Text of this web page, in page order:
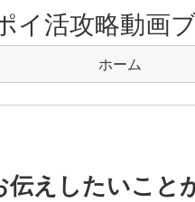
イ活攻略動画
ホーム
伝えしたいこと